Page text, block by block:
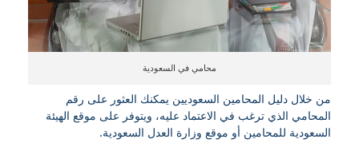
محامي في السعودية
من خلال دليل المحامين السعوديين يمكنك العثور على رقم
المحامي الذي ترغب في الاعتماد عليه، ويتوفر على موقع الهيئة
السعودية للمحامين أو موقع وزارة العدل السعودية.